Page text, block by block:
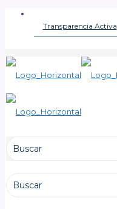
Transparencia Activa